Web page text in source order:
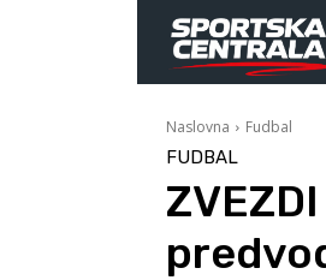
Naslovna Fudbal
FUDBAL